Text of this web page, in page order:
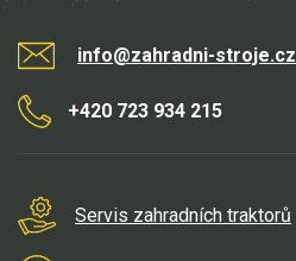
info@zahradni-stroje.cz
+420 723 934 215
Servis zahradních traktorů